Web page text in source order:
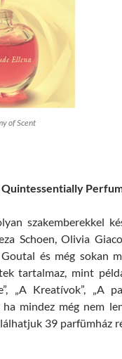
of Scent
szakemberekkel
Schoen, Olivia
és még sokan
tartalmaz, mint
„A Kreatívok”, „A
ha mindez még nem
39 parfümház